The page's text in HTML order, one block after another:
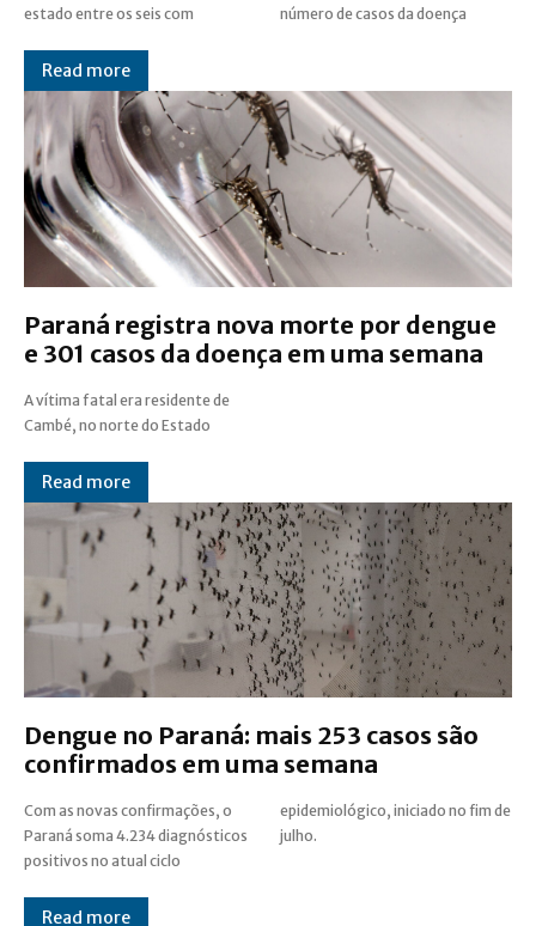
estado entre os seis com
número de casos da doença
Read more
Paraná registra nova morte por dengue
e 301 casos da doença em uma semana
A vítima fatal era residente de
Cambé, no norte do Estado
Read more
Dengue no Paraná: mais 253 casos são
confirmados em uma semana
Com as novas confirmações, o
Paraná soma 4.234 diagnósticos
positivos no atual ciclo
epidemiológico, iniciado no fim de
julho.
Read more